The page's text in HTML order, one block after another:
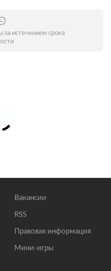
за истечением срока
Вакансии
RSS
Правовая информация
Мини-игры